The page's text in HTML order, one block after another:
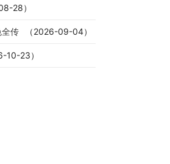
28）
传 （2026-09-04）
10-23）